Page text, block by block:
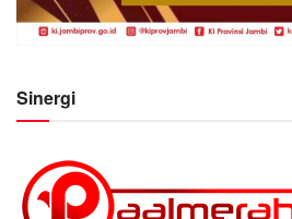
Sinergi